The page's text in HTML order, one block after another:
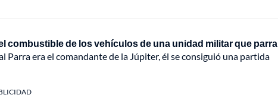
combustible de los vehículos de una unidad militar que parra
Parra era el comandante de la Júpiter, él se consiguió una partida